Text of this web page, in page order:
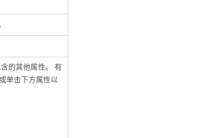
的其他属性。 有
单击下方属性以